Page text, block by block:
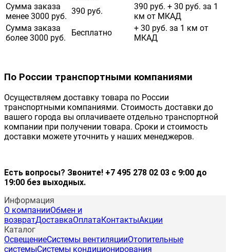
Сумма заказа
менее 3000 руб.
390 руб.
390 руб. + 30 руб. за 1
км от МКАД
Сумма заказа
более 3000 руб.
Бесплатно
+ 30 руб. за 1 км от
МКАД
По России транспортными компаниями
Осуществляем доставку товара по России
транспортными компаниями. Стоимость доставки до
вашего города вы оплачиваете отдельно транспортной
компании при получении товара. Сроки и стоимость
доставки можете уточнить у наших менеджеров.
Есть вопросы? Звоните! +7 495 278 02 03 с 9:00 до
19:00 без выходных.
Информация
О компанииОбмен и
возвратДоставкаОплата КонтактыАкции
Каталог
ОсвещениеСистемы вентиляцииОтопительные
системыСистемы кондиционирования